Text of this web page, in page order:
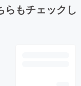
らもチェックし